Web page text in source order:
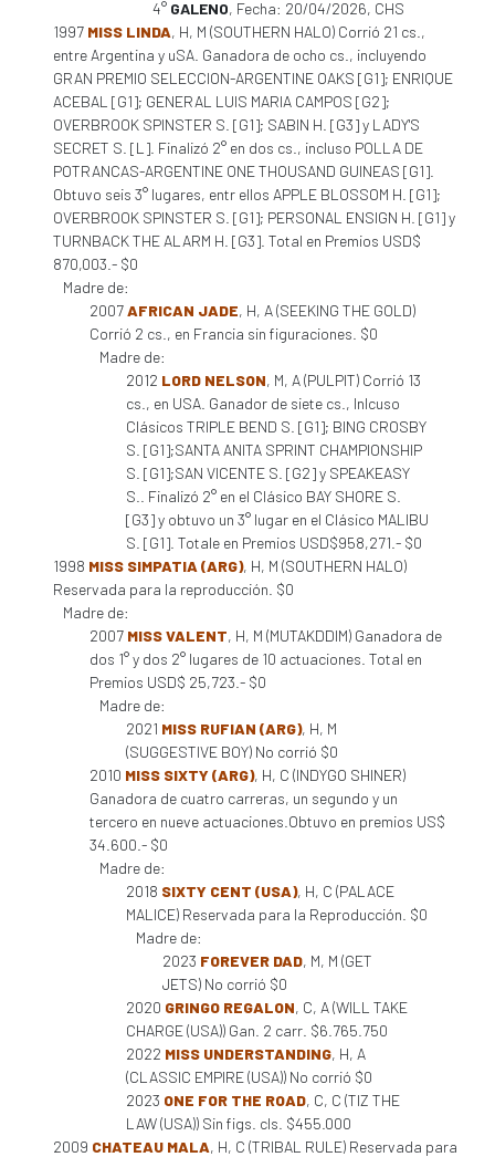
4° GALENO, Fecha: 20/04/2026, CHS
1997 MISS LINDA, H, M (SOUTHERN HALO) Corrió 21 cs.,
entre Argentina y uSA. Ganadora de ocho cs., incluyendo
GRAN PREMIO SELECCION-ARGENTINE OAKS [G1]; ENRIQUE
ACEBAL [G1]; GENERAL LUIS MARIA CAMPOS [G2];
OVERBROOK SPINSTER S. [G1]; SABIN H. [G3] y LADY'S
SECRET S. [L]. Finalizó 2° en dos cs., incluso POLLA DE
POTRANCAS-ARGENTINE ONE THOUSAND GUINEAS [G1].
Obtuvo seis 3° lugares, entr ellos APPLE BLOSSOM H. [G1];
OVERBROOK SPINSTER S. [G1]; PERSONAL ENSIGN H. [G1] y
TURNBACK THE ALARM H. [G3]. Total en Premios USD$
870,003.- $0
Madre de:
2007AFRICAN JADE, H, A (SEEKING THE GOLD)
Corrió 2 cs., en Francia sin figuraciones. $0
Madre de:
2012 LORD NELSON, M, A (PULPIT) Corrió 13
cs., en USA. Ganador de siete cs., Inlcuso
Clásicos TRIPLE BEND S. [G1]; BING CROSBY
S. [G1];SANTA ANITA SPRINT CHAMPIONSHIP
S. [G1];SAN VICENTE S. [G2] y SPEAKEASY
S.. Finalizó 2° en el Clásico BAY SHORE S.
[G3] y obtuvo un 3° lugar en el Clásico MALIBU
S. [G1]. Totale en Premios USD$958,271.- $0
1998 MISS SIMPATIA (ARG), H, M (SOUTHERN HALO)
Reservada para la reproducción. $0
Madre de:
2007 MISS VALENT, H, M (MUTAKDDIM) Ganadora de
dos 1° y dos 2° lugares de 10 actuaciones. Total en
Premios USD$ 25,723.- $0
Madre de:
2021 MISS RUFIAN (ARG), H, M
(SUGGESTIVE BOY) No corrió $0
2010 MISS SIXTY (ARG), H, C (INDYGO SHINER)
Ganadora de cuatro carreras, un segundo y un
tercero en nueve actuaciones.Obtuvo en premios US$
34.600.- $0
Madre de:
2018 SIXTY CENT (USA), H, C (PALACE
MALICE) Reservada para la Reproducción. $0
Madre de:
2023 FOREVER DAD, M, M (GET
JETS) No corrió $0
2020 GRINGO REGALON, C, A (WILL TAKE
CHARGE (USA)) Gan. 2 carr. $6.765.750
2022 MISS UNDERSTANDING, H, A
(CLASSIC EMPIRE (USA)) No corrió $0
2023 ONE FOR THE ROAD, C, C (TIZ THE
LAW (USA)) Sin figs. cls. $455.000
2009 CHATEAU MALA, H, C (TRIBAL RULE) Reservada para